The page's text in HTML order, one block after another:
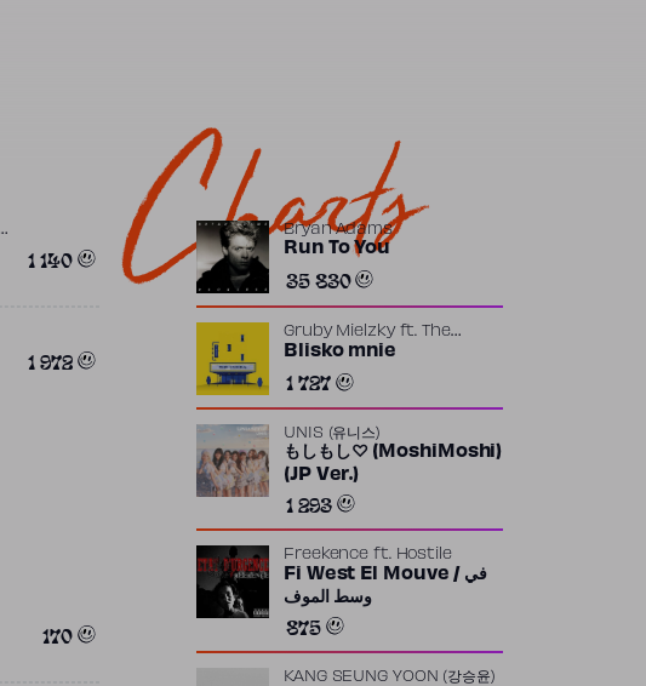
1 140
1 972
170
Charts
Bryan Adams
Run To You
35 830
Gruby Mielzkyft.
The
Returners
Blisko mnie
1 727
UNIS (유니스)
もしもし♡ (MoshiMoshi)
(JP Ver.)
1 293
Freekence ft. Hostile
Fi West El Mouve / في
وسط الموف
875
KANG SEUNG YOON (강승윤)